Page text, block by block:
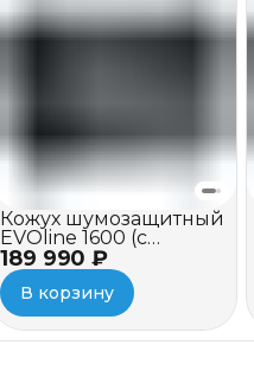
189 990 ₽
Кожух шумозащитный
EVOline 1600 (c
вентилятором и
зимним пакетом)
В корзину